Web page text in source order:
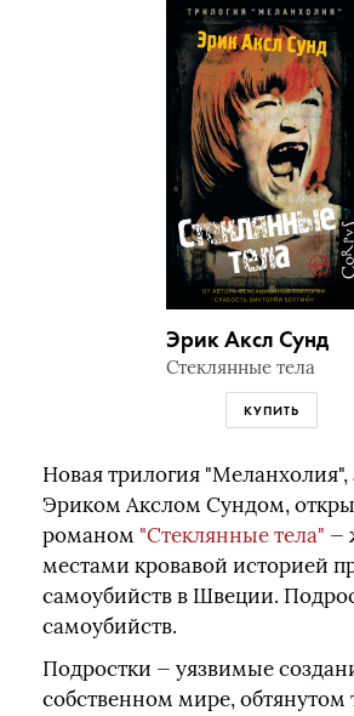
Эрик Аксл Сунд
Стеклянные тела
КУПИТЬ
Новая трилогия
Эриком Акслом Сундом,
романом "Стеклянные тела" —
местами кровавой историей
самоубийств в Швеции.
самоубийств.
Подростки — уязвимые
собственном мире, обтянутом